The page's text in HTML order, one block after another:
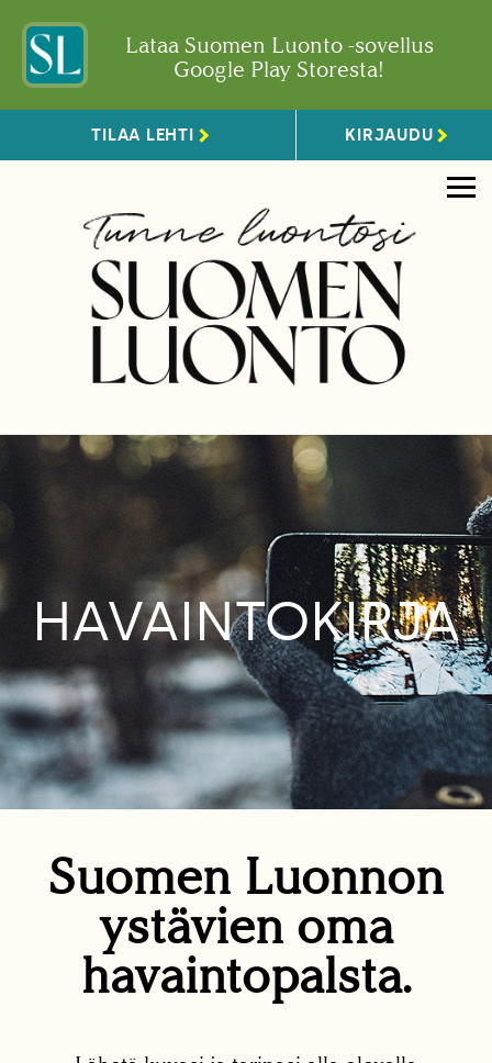
Lataa Suomen Luonto -sovellus
Google Play Storesta!
TILAA LEHTI KIRJAUDU
HAVAINTOKIRJA
Suomen Luonnon
ystävien oma
havaintopalsta.